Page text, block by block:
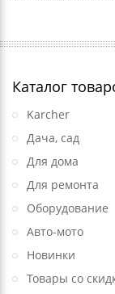
Каталог
Karcher
Дача, сад
Для дома
Для ремонта
Оборудование
Авто-мото
Новинки
Товары со